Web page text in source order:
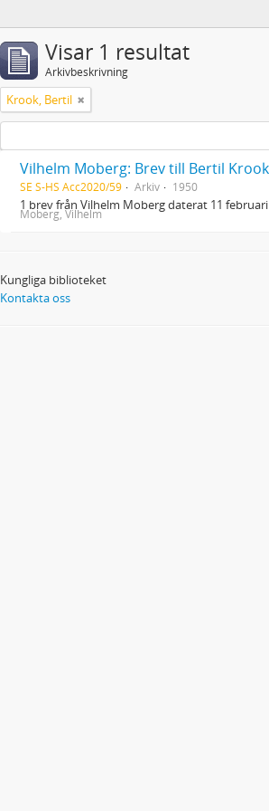
Visar 1 resultat
Arkivbeskrivning
Krook, Bertil
Vilhelm Moberg: Brev till Bertil Krook
SE S-HS Acc2020/59 Arkiv 1950
1 brev från Vilhelm Moberg daterat 11
Moberg, Vilhelm
Kungliga biblioteket
Kontakta oss